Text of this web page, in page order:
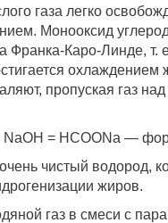
газа легко
Монооксид
Франка-Каро-Линде, т.
пропуская газ над
= HCOONa —
чистый водород,
жиров.
газ в смеси с